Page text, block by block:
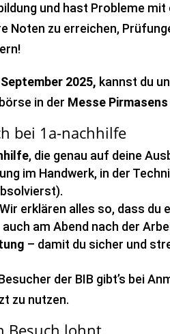
und hast Probleme
Noten zu erreichen,
2025, kannst du
in der Messe
bei 1a-nachhilfe
, die genau auf deine
im Handwerk, in der
erklären alles so, dass du
auch am Abend nach der
– damit du sicher und
der BIB gibt’s bei
zu nutzen.
Besuch lohnt